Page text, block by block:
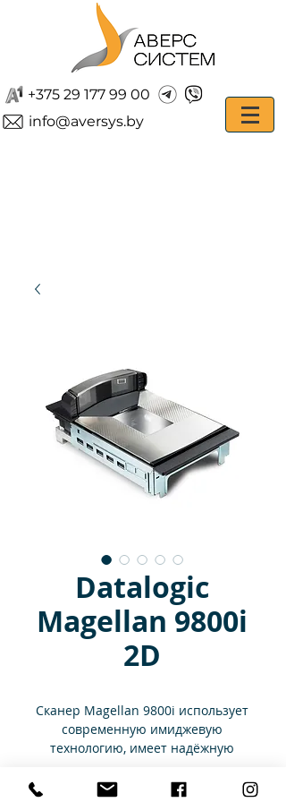
+375 29 177 99 00
info@aversys.by
Datalogic
Magellan 9800i
2D
Сканер Magellan 9800i использует
современную имиджевую
технологию, имеет надёжную
максимальную пропускную